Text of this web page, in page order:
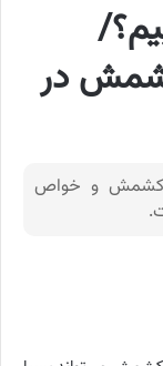
در
کشمش و خواص